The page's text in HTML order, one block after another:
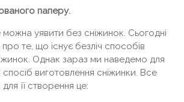
паперу.
можна уявити без сніжинок. Сьогодні
те, що існує безліч способів
Однак зараз ми наведемо для
виготовлення сніжинки. Все
її створення це: